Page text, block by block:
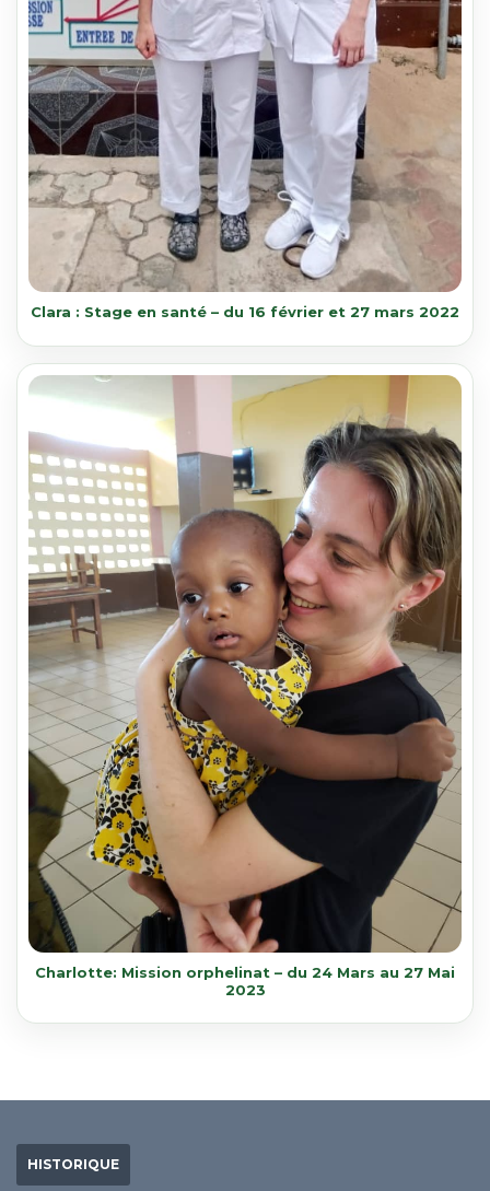
Clara : Stage en santé – du 16 février et 27 mars 2022
Charlotte: Mission orphelinat – du 24 Mars au 27 Mai
2023
HISTORIQUE